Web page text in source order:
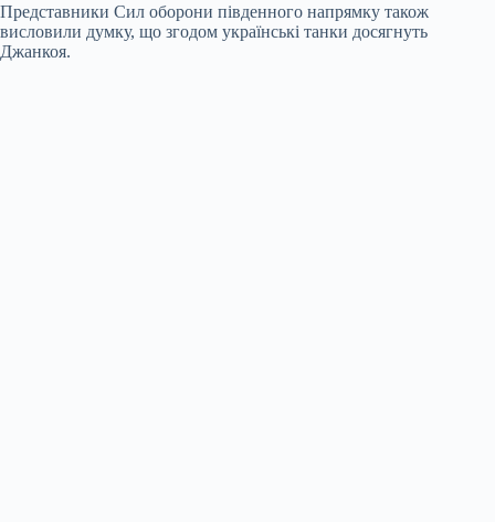
Представники Сил оборони південного напрямку також
висловили думку, що згодом українські танки досягнуть
Джанкоя.